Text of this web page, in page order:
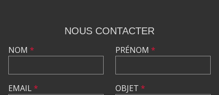
NOUS CONTACTER
NOM *
EMAIL*
PRÉNOM *
OBJET *